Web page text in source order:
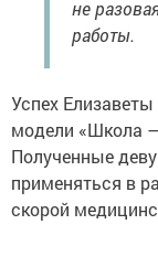
не
работы.
Успех
модели «Школа
Полученные
применяться в
скорой